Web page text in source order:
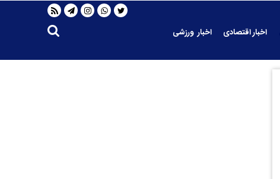
اخبار اقتصادی
اخبار ورزشی